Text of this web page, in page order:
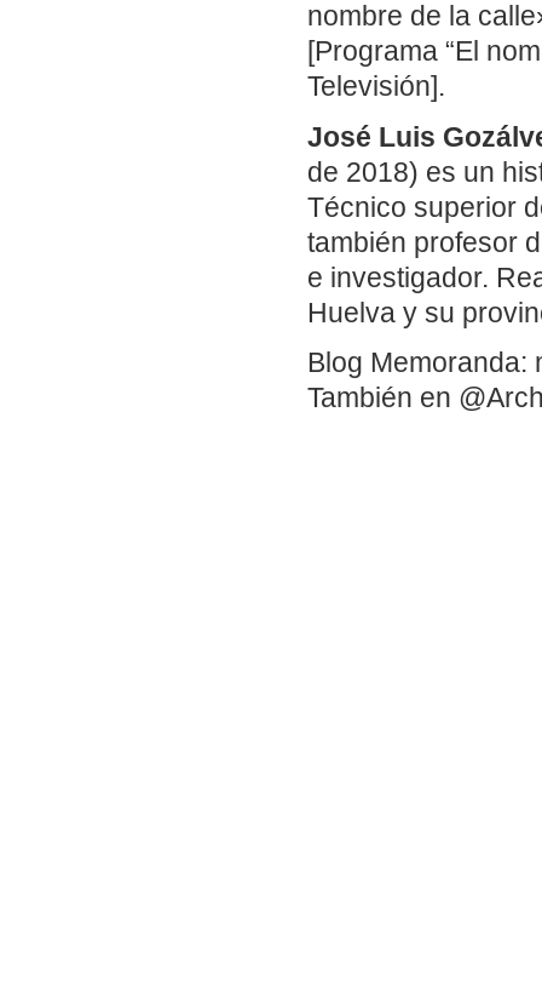
nombre de la
[Programa “El
Televisión].
José Luis
de 2018) es un
Técnico superior
también profesor
e investigador.
Huelva y su
Blog Memoranda:
También en